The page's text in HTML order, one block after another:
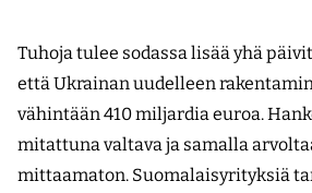
Tuhoja tulee sodassa lisää yhä
että Ukrainan uudelleen
vähintään 410 miljardia euroa.
mitattuna valtava ja samalla
mittaamaton. Suomalaisyrityksiä